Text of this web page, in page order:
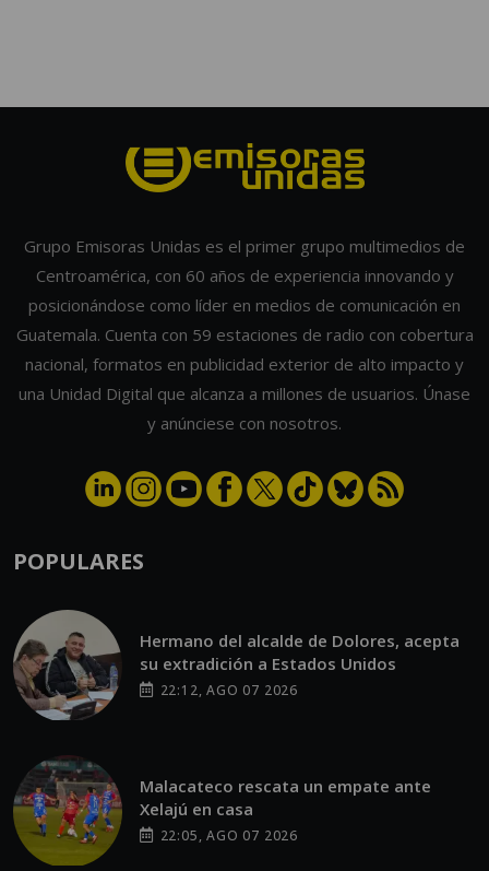
Grupo Emisoras Unidas es el primer grupo multimedios de
Centroamérica, con 60 años de experiencia innovando y
posicionándose como líder en medios de comunicación en
Guatemala. Cuenta con 59 estaciones de radio con cobertura
nacional, formatos en publicidad exterior de alto impacto y
una Unidad Digital que alcanza a millones de usuarios. Únase
y anúnciese con nosotros.
POPULARES
Hermano del alcalde de Dolores, acepta
su extradición a Estados Unidos
22:12, AGO 07 2026
Malacateco rescata un empate ante
Xelajú en casa
22:05, AGO 07 2026